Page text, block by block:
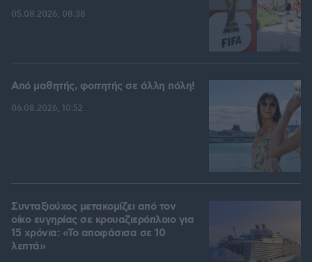
05.08.2026, 08:38
Από μαθητής, φοιτητής σε άλλη πόλη!
06.08.2026, 10:52
Συνταξιούχος μετακομίζει από τον
οίκο ευγηρίας σε κρουαζιερόπλοιο για
15 χρόνια: «Το αποφάσισα σε 10
λεπτά»